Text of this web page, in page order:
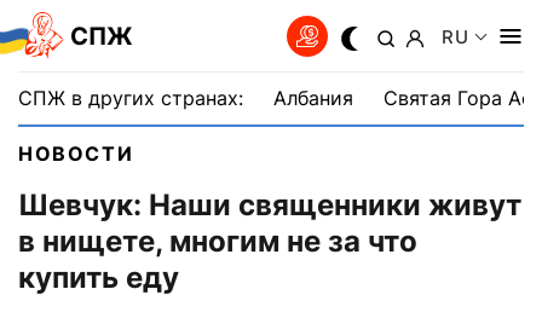
СПЖ RU
СПЖ в других странах: Албания Святая Гора
НОВОСТИ
Шевчук: Наши священники живут
в нищете, многим не за что
купить еду